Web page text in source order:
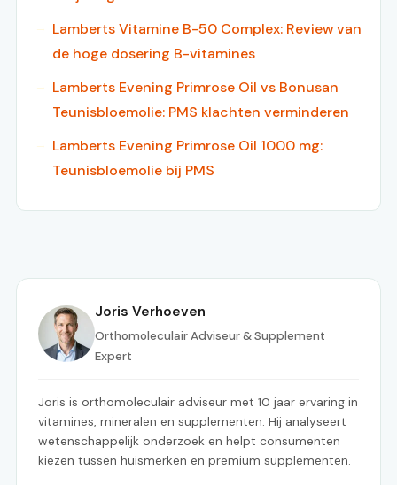
Lamberts Vitamine B-50 Complex: Review van
de hoge dosering B-vitamines
Lamberts Evening Primrose Oil vs Bonusan
Teunisbloemolie: PMS klachten verminderen
Lamberts Evening Primrose Oil 1000 mg:
Teunisbloemolie bij PMS
Joris Verhoeven
Orthomoleculair Adviseur & Supplement
Expert
Joris is orthomoleculair adviseur met 10 jaar ervaring in
vitamines, mineralen en supplementen. Hij analyseert
wetenschappelijk onderzoek en helpt consumenten
kiezen tussen huismerken en premium supplementen.